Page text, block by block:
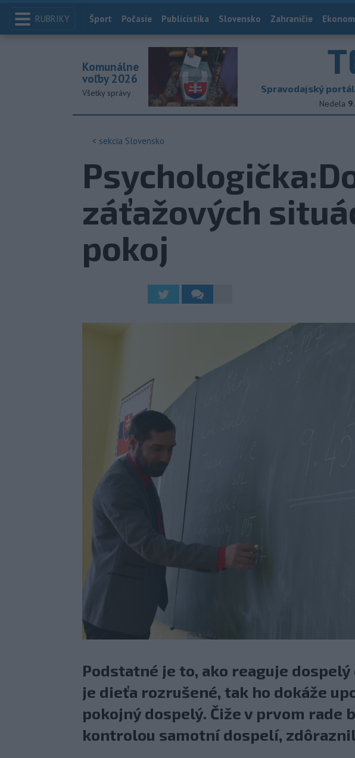
RUBRIKY Index
Šport Počasie Publicistika Slovensko Zahraničie
Spravodajský
Nedela
Komunálne
voľby 2026
Všetky správy
< sekcia Slovensko
záťažových
pokoj
Podstatné je to, ako reaguje
je dieťa rozrušené, tak ho dokáže
pokojný dospelý. Čiže v prvom rade
kontrolou samotní dospelí,